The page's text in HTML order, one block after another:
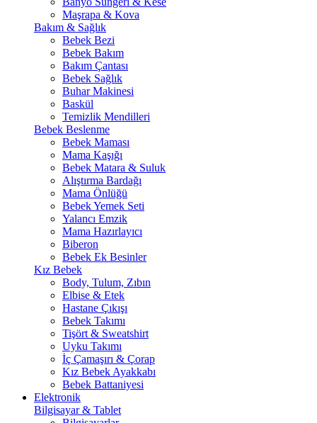
Maşrapa & Kova
Bakım & Sağlık
Bebek Bezi
Bebek Bakım
Bakım Çantası
Bebek Sağlık
Buhar Makinesi
Baskül
Temizlik Mendilleri
Bebek Beslenme
Bebek Maması
Mama Kaşığı
Bebek Matara & Suluk
Alıştırma Bardağı
Mama Önlüğü
Bebek Yemek Seti
Yalancı Emzik
Mama Hazırlayıcı
Biberon
Bebek Ek Besinler
Kız Bebek
Body, Tulum, Zıbın
Elbise & Etek
Hastane Çıkışı
Bebek Takımı
Tişört & Sweatshirt
Uyku Takımı
İç Çamaşırı & Çorap
Kız Bebek Ayakkabı
Bebek Battaniyesi
Elektronik
Bilgisayar & Tablet